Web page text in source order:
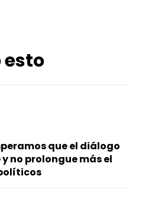
esto
que el diálogo
no prolongue más el